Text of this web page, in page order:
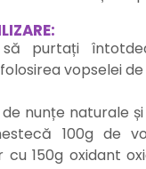
purtați
vopselei
nunțe naturale
100g de
cu 150g oxidant